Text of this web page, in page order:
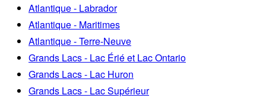
Atlantique - Labrador
Atlantique - Maritimes
Atlantique - Terre-Neuve
Grands Lacs - Lac Érié et Lac Ontario
Grands Lacs - Lac Huron
Grands Lacs - Lac Supérieur